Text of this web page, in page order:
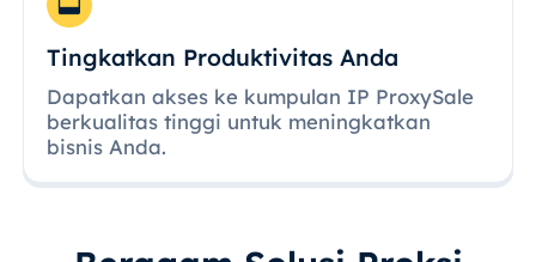
Tingkatkan Produktivitas Anda
Dapatkan akses ke kumpulan IP ProxySale
berkualitas tinggi untuk meningkatkan
bisnis Anda.